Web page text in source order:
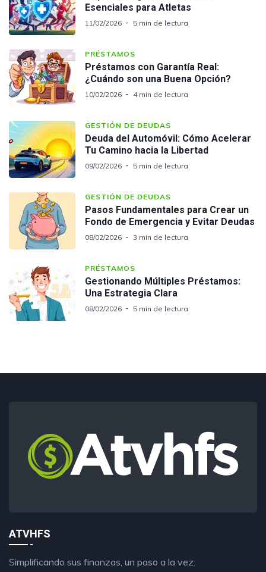
Esenciales para Atletas
11/02/2026 5 min de lectura
PRÉSTAMOS
Préstamos con Garantía Real:
¿Cuándo son una Buena Opción?
10/02/2026 4 min de lectura
GESTIÓN DE DEUDAS
Deuda del Automóvil: Cómo Acelerar
Tu Camino hacia la Libertad
09/02/2026 5 min de lectura
GESTIÓN DE DEUDAS
Pasos Fundamentales para Crear un
Fondo de Emergencia y Evitar Deudas
08/02/2026 3 min de lectura
PRÉSTAMOS
Gestionando Múltiples Préstamos:
Una Estrategia Clara
08/02/2026 5 min de lectura
ATVHFS
Simplificando sus finanzas, un paso a la vez.